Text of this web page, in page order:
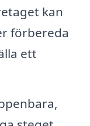
kan
förbereda
ett